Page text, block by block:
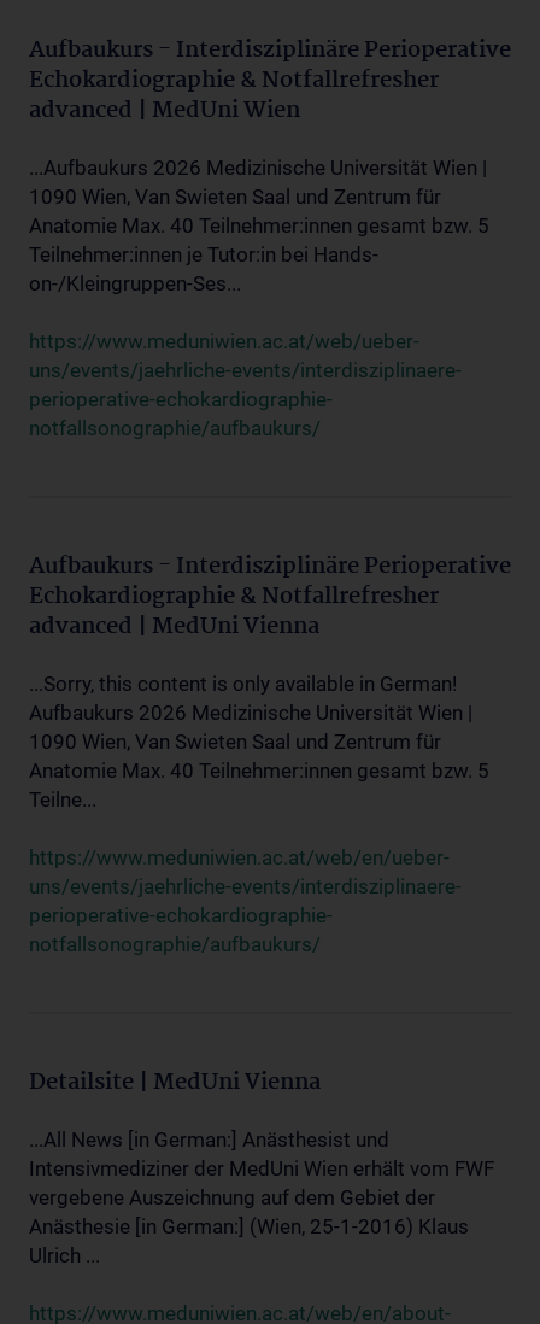
Aufbaukurs - Interdisziplinäre Perioperative
Echokardiographie & Notfallrefresher
advanced | MedUni Wien
...Aufbaukurs 2026 Medizinische Universität Wien |
1090 Wien, Van Swieten Saal und Zentrum für
Anatomie Max. 40 Teilnehmer:innen gesamt bzw. 5
Teilnehmer:innen je Tutor:in bei Hands-
on-/Kleingruppen-Ses...
https://www.meduniwien.ac.at/web/ueber-
uns/events/jaehrliche-events/interdisziplinaere-
perioperative-echokardiographie-
notfallsonographie/aufbaukurs/
Aufbaukurs - Interdisziplinäre Perioperative
Echokardiographie & Notfallrefresher
advanced | MedUni Vienna
...Sorry, this content is only available in German!
Aufbaukurs 2026 Medizinische Universität Wien |
1090 Wien, Van Swieten Saal und Zentrum für
Anatomie Max. 40 Teilnehmer:innen gesamt bzw. 5
Teilne...
https://www.meduniwien.ac.at/web/en/ueber-
uns/events/jaehrliche-events/interdisziplinaere-
perioperative-echokardiographie-
notfallsonographie/aufbaukurs/
Detailsite | MedUni Vienna
...All News [in German:] Anästhesist und
Intensivmediziner der MedUni Wien erhält vom FWF
vergebene Auszeichnung auf dem Gebiet der
Anästhesie [in German:] (Wien, 25-1-2016) Klaus
Ulrich ...
https://www.meduniwien.ac.at/web/en/about-